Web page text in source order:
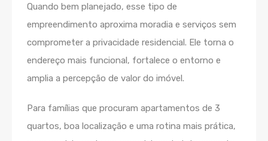
Quando bem planejado, esse tipo de
empreendimento aproxima moradia e serviços sem
comprometer a privacidade residencial. Ele torna o
endereço mais funcional, fortalece o entorno e
amplia a percepção de valor do imóvel.
Para famílias que procuram apartamentos de 3
quartos, boa localização e uma rotina mais prática,